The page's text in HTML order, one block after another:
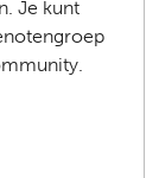
Je kunt